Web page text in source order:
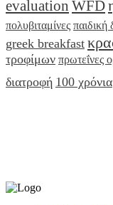
evaluation WFD
πολυβιταμίνες παιδική
greek breakfast
τροφίμων πρωτεΐνες
διατροφή 100 χρόνια